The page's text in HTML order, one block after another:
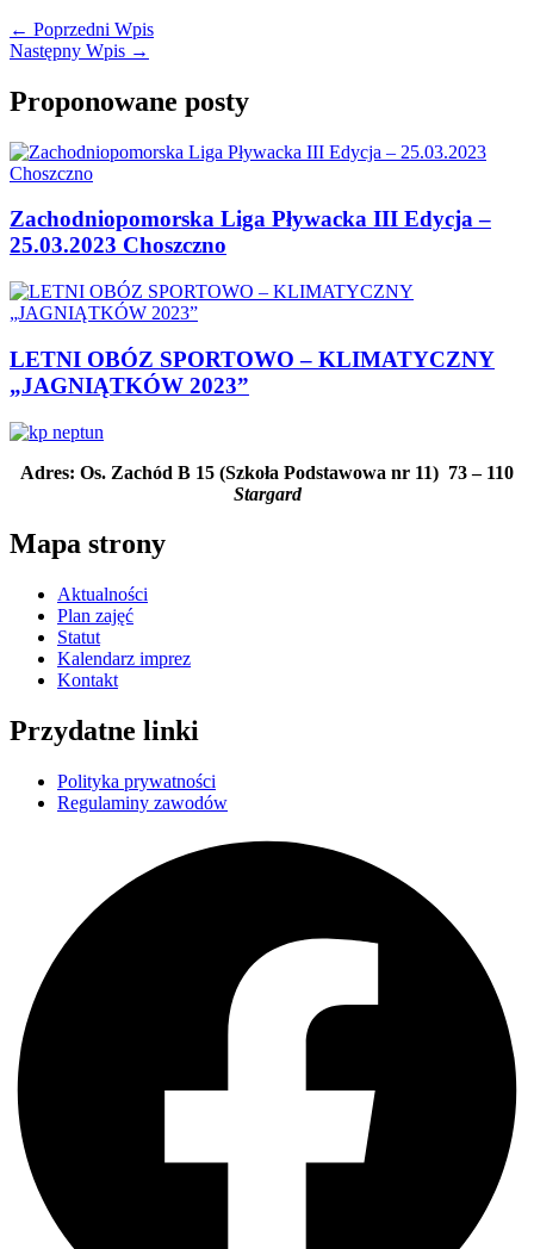
← Poprzedni Wpis
Następny Wpis →
Proponowane posty
Zachodniopomorska Liga Pływacka III Edycja –
25.03.2023 Choszczno
LETNI OBÓZ SPORTOWO – KLIMATYCZNY
„JAGNIĄTKÓW 2023”
Adres: Os. Zachód B 15 (Szkoła Podstawowa nr 11) 73 – 110
Stargard
Mapa strony
Aktualności
Plan zajęć
Statut
Kalendarz imprez
Kontakt
Przydatne linki
Polityka prywatności
Regulaminy zawodów